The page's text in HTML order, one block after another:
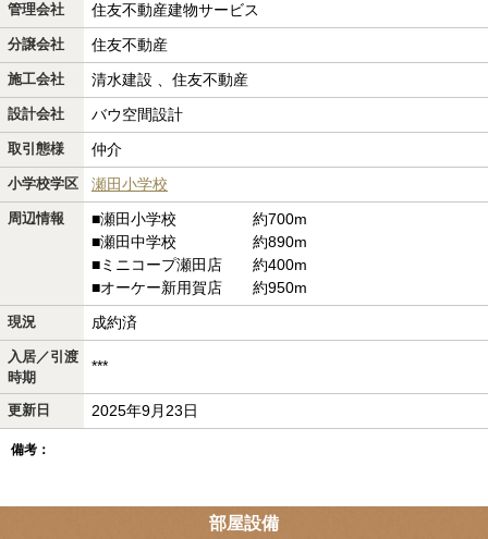
管理会社 住友不動産建物サービス
分譲会社 住友不動産
施工会社 清水建設 、住友不動産
設計会社 バウ空間設計
取引態様 仲介
小学校学区 瀬田小学校
周辺情報
■瀬田小学校 約700m
■瀬田中学校 約890m
■ミニコープ瀬田店 約400m
■オーケー新用賀店 約950m
現況 成約済
入居／引渡
時期
***
更新日 2025年9月23日
備考：
部屋設備